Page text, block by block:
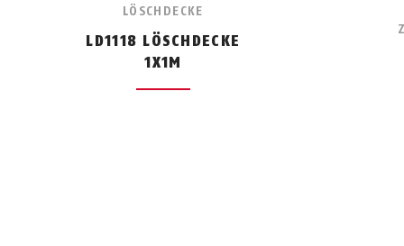
LÖSCHDECKE
LD1118 LÖSCHDECKE
1X1M